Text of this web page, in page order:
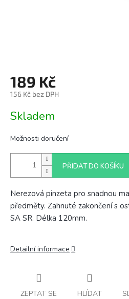
189 Kč
156 Kč bez DPH
cena:
Skladem
Možnosti doručení
PŘIDAT DO KOŠÍKU
Nerezová pinzeta pro snadnou
předměty. Zahnuté zakončení s
SA SR. Délka 120mm.
Detailní informace
ZEPTAT SE HLÍDAT